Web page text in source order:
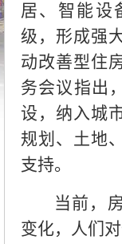
居、智能设
级，形成强
动改善型住
务会议指出
设，纳入城
规划、土地
支持。
当前，
变化，人们